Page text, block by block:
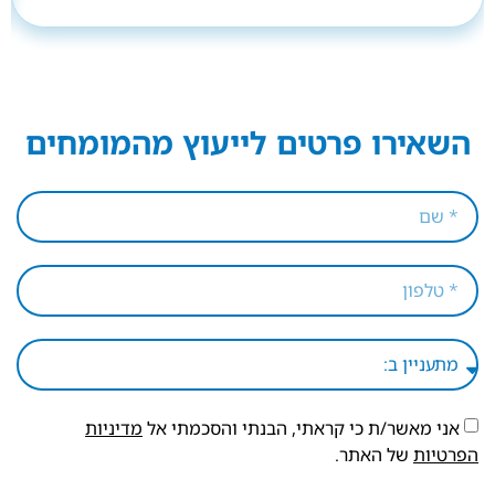
השאירו פרטים לייעוץ מהמומחים
אני מאשר/ת כי קראתי, הבנתי והסכמתי אל מדיניות
הפרטיות של האתר.